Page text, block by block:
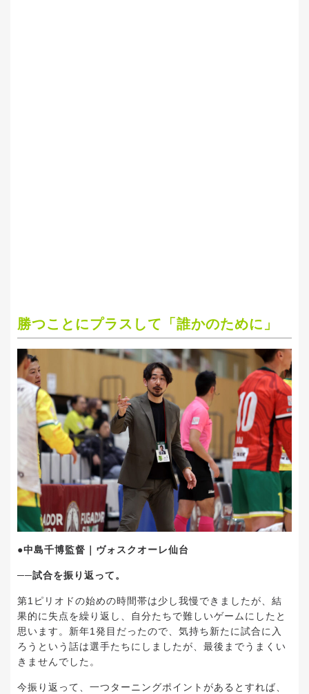
勝つことにプラスして「誰かのために」
●中島千博監督｜ヴォスクオーレ仙台
──試合を振り返って。
第1ピリオドの始めの時間帯は少し我慢できましたが、結
果的に失点を繰り返し、自分たちで難しいゲームにしたと
思います。新年1 発目だったので、気持ち新たに試合に入
ろうという話は選手たちにしましたが、最後までうまくい
きませんでした。
今振り返って、一つターニングポイントがあるとすれば、